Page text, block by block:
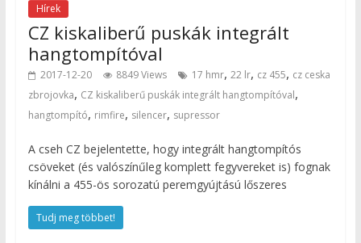
Hírek
CZ kiskaliberű puskák integrált
hangtompítóval
2017-12-20 8849 Views 17 hmr, 22 lr, cz 455, cz ceska
zbrojovka, CZ kiskaliberű puskák integrált hangtompítóval,
hangtompító, rimfire, silencer, supressor
A cseh CZ bejelentette, hogy integrált hangtompítós
csöveket (és valószínűleg komplett fegyvereket is) fognak
kínálni a 455-ös sorozatú peremgyújtású lőszeres
Tudj meg többet!